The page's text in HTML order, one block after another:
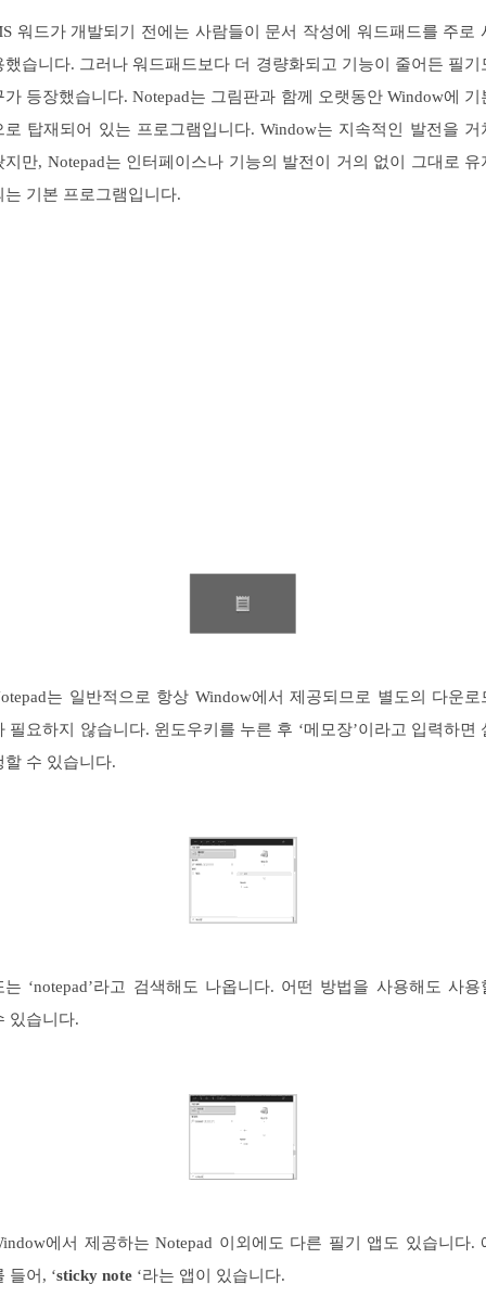
워드가 개발되기 전에는 사람들이 문서 작성에 워드패드를 주로
했습니다. 그러나 워드패드보다 더 경량화되고 기능이 줄어든 필기
가 등장했습니다. Notepad는 그림판과 함께 오랫동안 Window에 기
로 탑재되어 있는 프로그램입니다. Window는 지속적인 발전을 거
지만, Notepad는 인터페이스나 기능의 발전이 거의 없이 그대로 유
는 기본 프로그램입니다.
는 일반적으로 항상 Window에서 제공되므로 별도의 다운로
필요하지 않습니다. 윈도우키를 누른 후 ‘메모장’이라고 입력하면
할 수 있습니다.
는 ‘notepad’라고 검색해도 나옵니다. 어떤 방법을 사용해도 사용
있습니다.
에서 제공하는 Notepad 이외에도 다른 필기 앱도 있습니다.
들어, ‘sticky note ‘라는 앱이 있습니다.